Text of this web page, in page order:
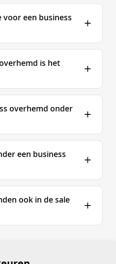
voor een business
is het
overhemd onder
een business
ook in de sale